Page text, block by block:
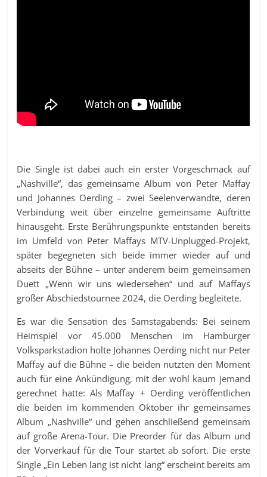
Die Single ist dabei auch ein erster Vorgeschmack auf
„Nashville“, das gemeinsame Album von Peter Maffay
und Johannes Oerding – zwei Seelenverwandte, deren
Verbindung weit über einzelne gemeinsame Auftritte
hinausgeht. Erste Berührungspunkte entstanden bereits
im Umfeld von Peter Maffays MTV-Unplugged-Projekt,
später begegneten sich beide immer wieder auf und
abseits der Bühne – unter anderem beim gemeinsamen
Duett „Wenn wir uns wiedersehen“ und auf Maffays
großer Abschiedstournee 2024, die Oerding begleitete.
Es war die Sensation des Samstagabends: Bei seinem
Heimspiel vor 45.000 Menschen im Hamburger
Volksparkstadion holte Johannes Oerding nicht nur Peter
Maffay auf die Bühne – die beiden nutzten den Moment
auch für eine Ankündigung, mit der wohl kaum jemand
gerechnet hatte: Als Maffay + Oerding veröffentlichen
die beiden im kommenden Oktober ihr gemeinsames
Album „Nashville“ und gehen anschließend gemeinsam
auf große Arena-Tour. Die Preorder für das Album und
der Vorverkauf für die Tour startet ab sofort. Die erste
Single „Ein Leben lang ist nicht lang“ erscheint bereits am